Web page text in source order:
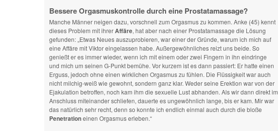
Bessere Orgasmuskontrolle durch eine Prostatamassage?
Manche Männer neigen dazu, vorschnell zum Orgasmus zu kommen. Anke (45) kennt
dieses Problem mit ihrerAffäre, hat aber nach einer Prostatamassage die Lösung
gefunden: „Etwas Neues auszuprobieren, war einer der Gründe, warum ich mich auf
eine Affäre mit Viktor eingelassen habe. Außergewöhnliches reizt uns beide. So
genießt er es immer wieder, wenn ich mit einem oder zwei Fingern in ihn eindringe
und mich um seinen G-Punkt bemühe. Vor kurzem ist es dann passiert: Er hatte einen
Erguss, jedoch ohne einen wirklichen Orgasmus zu fühlen. Die Flüssigkeit war auch
nicht milchig-weiß wie gewohnt, sondern ganz klar. Weder seine Erektion war von der
Ejakulation betroffen, noch kam ihm die sexuelle Lust abhanden. Als wir dann direkt im
Anschluss miteinander schliefen, dauerte es ungewöhnlich lange, bis er kam. Mir war
das natürlich sehr recht, denn so konnte ich endlich einmal auch durch die bloße
Penetrationeinen Orgasmus erleben.“